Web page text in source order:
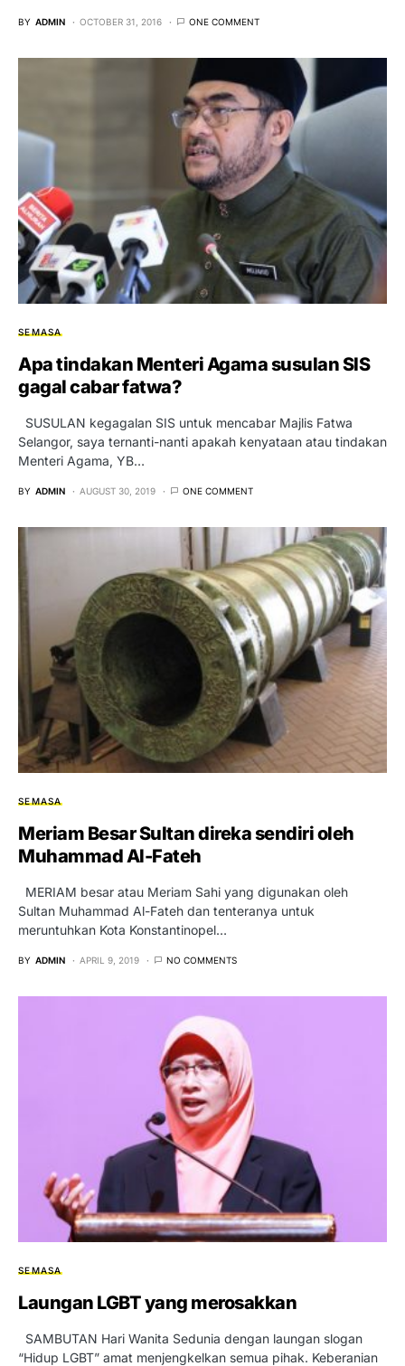
BY ADMIN OCTOBER 31, 2016 ONE COMMENT
SEMASA
Apa tindakan Menteri Agama susulan SIS
gagal cabar fatwa?
SUSULAN kegagalan SIS untuk mencabar Majlis Fatwa
Selangor, saya ternanti-nanti apakah kenyataan atau tindakan
Menteri Agama, YB…
BY ADMIN AUGUST 30, 2019 ONE COMMENT
SEMASA
Meriam Besar Sultan direka sendiri oleh
Muhammad Al-Fateh
MERIAM besar atau Meriam Sahi yang digunakan oleh
Sultan Muhammad Al-Fateh dan tenteranya untuk
meruntuhkan Kota Konstantinopel…
BY ADMIN APRIL 9, 2019 NO COMMENTS
SEMASA
Laungan LGBT yang merosakkan
SAMBUTAN Hari Wanita Sedunia dengan laungan slogan
“Hidup LGBT” amat menjengkelkan semua pihak. Keberanian